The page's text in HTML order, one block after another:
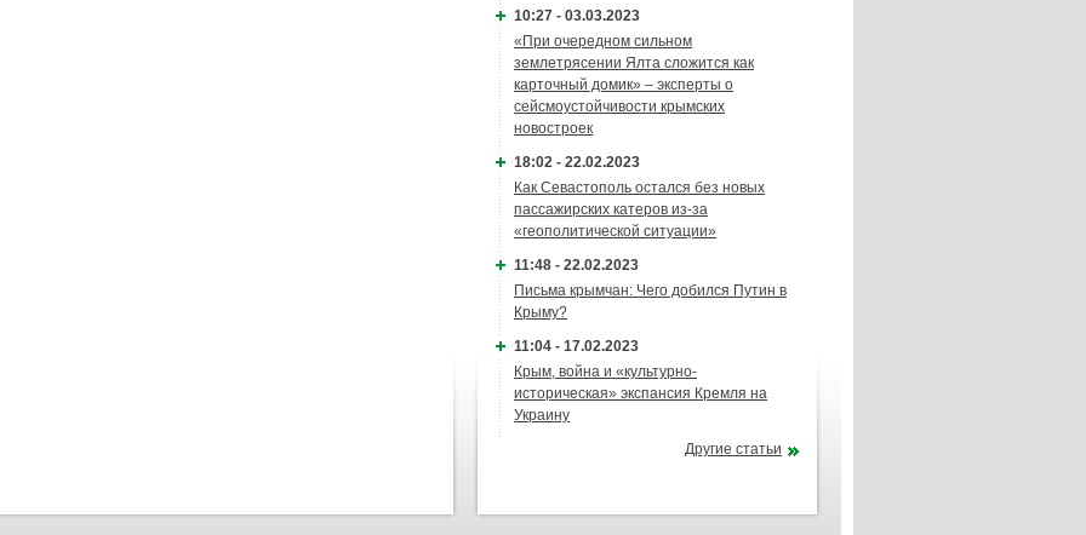
10:27 - 03.03.2023
«При очередном сильном
землетрясении Ялта сложится как
карточный домик» – эксперты о
сейсмоустойчивости крымских
новостроек
18:02 - 22.02.2023
Как Севастополь остался без новых
пассажирских катеров из-за
«геополитической ситуации»
11:48 - 22.02.2023
Письма крымчан: Чего добился Путин в
Крыму?
11:04 - 17.02.2023
Крым, война и «культурно-
историческая» экспансия Кремля на
Украину
Другие статьи